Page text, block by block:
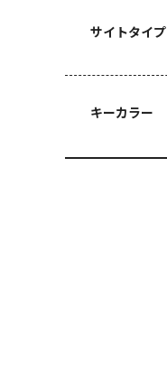
サイトタイプ
キーカラー